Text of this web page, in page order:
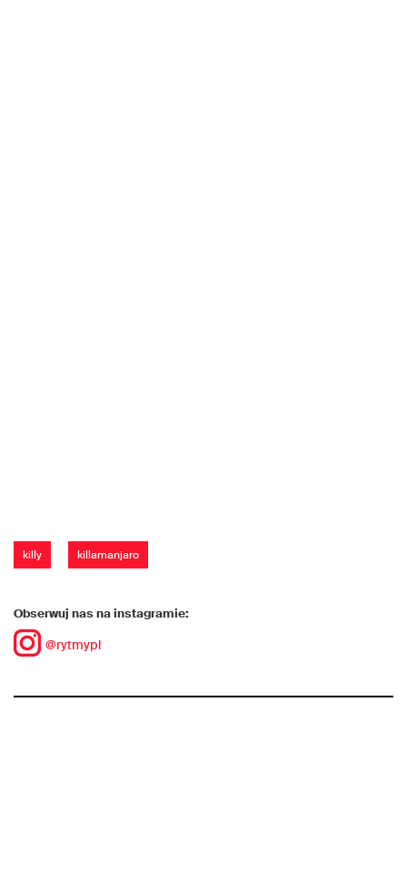
killy killamanjaro
Obserwuj nas na instagramie:
@rytmypl